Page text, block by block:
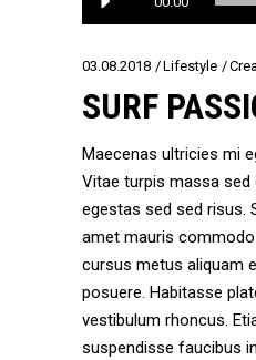
Player
03.08.2018 Lifestyle
SURF
Maecenas ultricies mi
Vitae turpis massa
egestas sed sed risus.
amet mauris
cursus metus aliquam
posuere. Habitasse
vestibulum rhoncus.
suspendisse faucibus